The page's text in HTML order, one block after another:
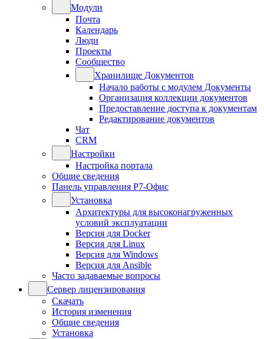
Модули
Почта
Календарь
Люди
Проекты
Сообщество
Хранилище Документов
Начало работы с модулем Документы
Организация коллекции документов
Предоставление доступа к документам
Редактирование документов
Чат
CRM
Настройки
Настройка портала
Общие сведения
Панель управления Р7-Офис
Установка
Архитектуры для высоконагруженных
условий эксплуатации
Версия для Docker
Версия для Linux
Версия для Windows
Версия для Ansible
Часто задаваемые вопросы
Сервер лицензирования
Скачать
История изменения
Общие сведения
Установка